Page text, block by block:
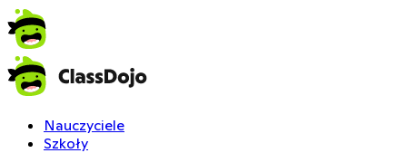
Nauczyciele
Szkoły